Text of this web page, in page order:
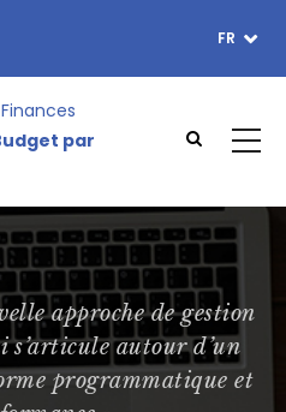
FR
par
approche de gestion
s’articule autour d’un
programmatique et